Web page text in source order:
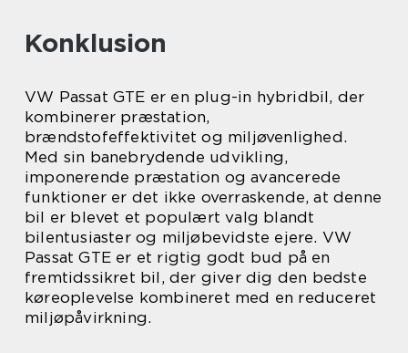
Konklusion
VW Passat GTE er en plug-in hybridbil, der
kombinerer præstation,
brændstofeffektivitet og miljøvenlighed.
Med sin banebrydende udvikling,
imponerende præstation og avancerede
funktioner er det ikke overraskende, at denne
bil er blevet et populært valg blandt
bilentusiaster og miljøbevidste ejere. VW
Passat GTE er et rigtig godt bud på en
fremtidssikret bil, der giver dig den bedste
køreoplevelse kombineret med en reduceret
miljøpåvirkning.